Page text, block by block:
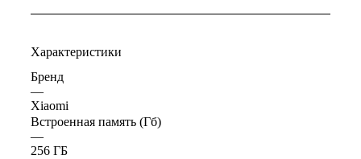
Характеристики
Бренд
—
Xiaomi
Встроенная память (Гб)
—
256 ГБ